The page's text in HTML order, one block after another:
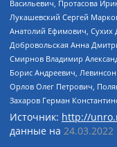
Васильевич, Протасова
Лукашевский Сергей
Анатолий Ефимович, Сухих
Добровольская Анна
Смирнов Владимир
Борис Андреевич,
Орлов Олег Петрович,
Захаров Герман
Источник: http://
данные на 24.03.2022